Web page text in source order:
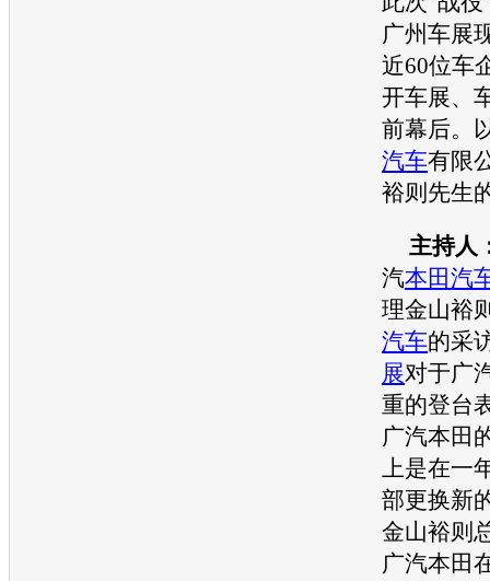
广州车展
近60位车
开车展、
前幕后。
汽车有限
裕则先生
主持人
汽本田汽
理金山裕
汽车的采
展对于广
重的登台
广汽本田
上是在一
部更换新
金山裕则
广汽本田